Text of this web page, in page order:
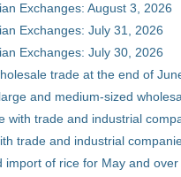
Exchanges: August 3, 2026
Exchanges: July 31, 2026
Exchanges: July 30, 2026
trade at the end of
and medium-sized
with trade and industrial
trade and industrial
import of rice for May and